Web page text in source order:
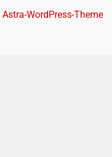
Astra-WordPress-Theme